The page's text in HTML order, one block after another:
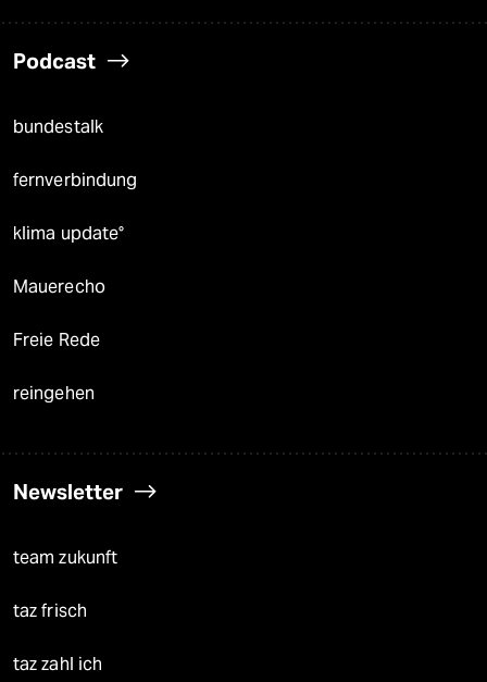
Podcast
bundestalk
fernverbindung
klima update°
Mauerecho
Freie Rede
reingehen
Newsletter
team zukunft
taz frisch
taz zahl ich